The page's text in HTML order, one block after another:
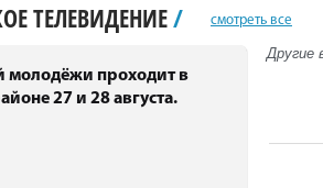
ТЕЛЕВИДЕНИЕ/ смотреть все
молодёжи проходит в
27 и 28 августа.
Другие